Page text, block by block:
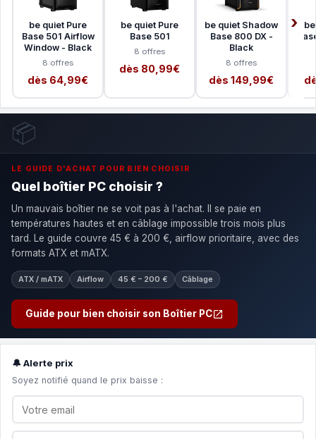
be quiet Pure
Base 501 Airflow
Window - Black
8 offres
dès 64,99€
be quiet Pure
Base 501
8 offres
dès 80,99€
be quiet Shadow
Base 800 DX -
Black
8 offres
dès 149,99€
📦
LE GUIDE D'ACHAT POUR BIEN CHOISIR
Quel boîtier PC choisir ?
Un mauvais boîtier ne se voit pas à l'achat. Il se paie en
températures hautes et en câblage impossible trois mois plus
tard. Le guide couvre 45 € à 200 €, airflow prioritaire, avec des
formats ATX et mATX.
ATX / mATX Airflow 45 € – 200 € Câblage
Guide pour bien choisir son Boîtier PC
🔔 Alerte prix
Soyez notifié quand le prix baisse :